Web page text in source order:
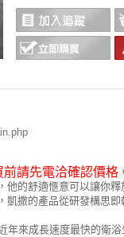
請先電洽確認價格
他的舒適愜意可以讓你
撒的產品從研發構思即
年來成長速度最快的衛